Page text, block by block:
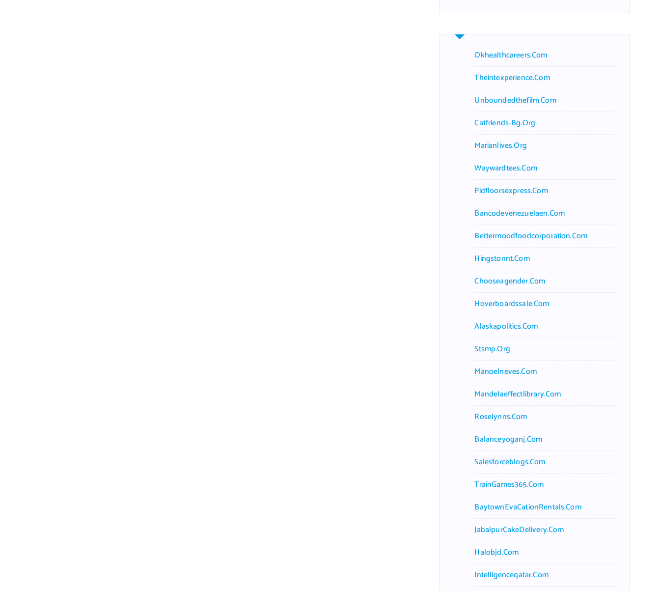
Okhealthcareers.com
Theintexperience.com
Unboundedthefilm.com
Catfriends-Bg.org
Marianlives.org
Waywardtees.com
Pidfloorsexpress.com
Bancodevenezuelaen.com
Bettermoodfoodcorporation.com
Hingstonnt.com
Chooseagender.com
Hoverboardssale.com
Alaskapolitics.com
Stsmp.org
Manoelneves.com
Mandelaeffectlibrary.com
Roselynns.com
Balanceyoganj.com
Salesforceblogs.com
TrainGames365.com
BaytownEvaCationRentals.com
JabalpurCakeDelivery.com
Halobjd.com
Intelligenceqatar.com